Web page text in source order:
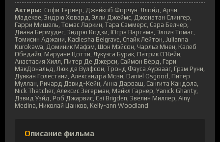
Актеры: Софи Тёрнер, Джейкоб Форчун-Ллойд, Арчи
Мадекве, Эндрю Ховард, Элли Джеймс, Джонатан Слингер,
Гарри Мишель, Томас Ларкин, Тара Саммерс, Сара Белчер,
Диана Бермудес, Эндрю Кодзи, Юсра Варсама, Элоиз Томас,
Томисин Аджани, Kadiesha Belgrave, Спайк Лейтон, Julianna
Kurokawa, Доминик Мафэм, Шон Мэйсон, Чарльз Мнен, Калеб
Обедайя, Маруане Цотти, Лукуэса Бурак, Патрик О’Кейн,
Анастасия Хилл, Питер Де Джерси, Саймон Бёрд, Гари
МакДональд, Люк де Вулфсон, Тронд Фауса Аурвааг, Грэм Руни,
Дункан Голестани, Александра Моэн, Daniel Osgood, Питер
Муллан, Ричард Дэвид-Кейн, Анна Дарваш, Сангита Кандола,
Nick Thatcher, Алексис Зегерман, Майкл Гарнер, Yanick Ghanty,
Дэвид Уэйд, Роб Джарвис, Cai Brigden, Эвелин Миллер, Ainy
Medina, Николай Цанков, Kelly-ann Woodland
Описание фильма